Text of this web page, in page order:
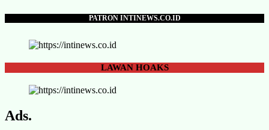
PATRON INTINEWS.CO.ID
LAWANHOAKS
Ads.